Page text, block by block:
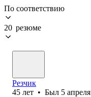
По соответствию
20 резюме
Резчик
45 лет • Был 5 апреля